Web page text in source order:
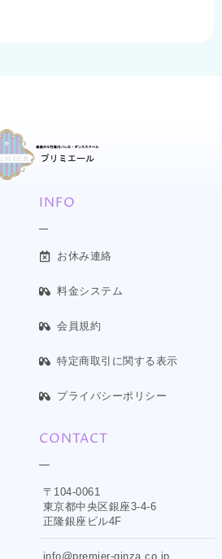
INFO
お休み連絡
料金システム
会員規約
特定商取引に関する表示
プライバシーポリシー
CONTACT
〒104-0061
東京都中央区銀座3-4-6
正隆銀座ビル4F
info@premier-ginza.co.jp